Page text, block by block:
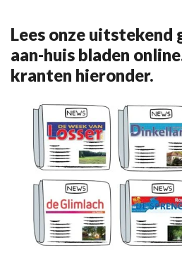
Lees onze uitstekend
aan-huis bladen
kranten hieronder.